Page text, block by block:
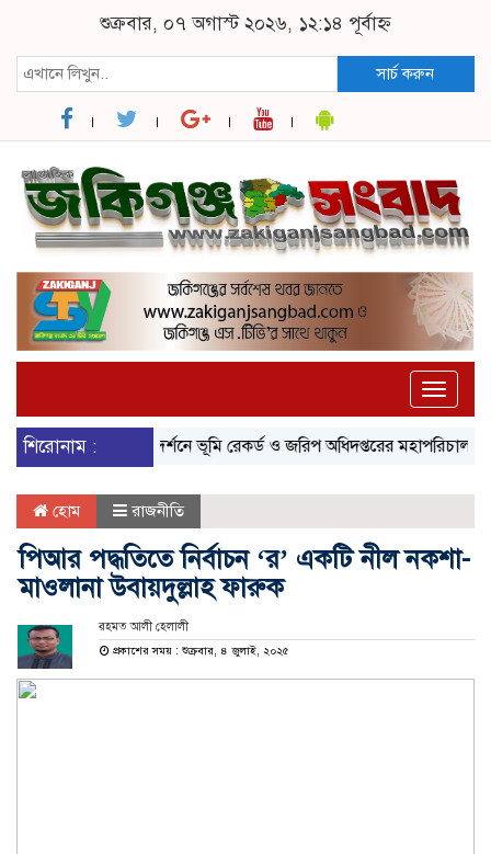
শুক্রবার, ০৭ অগাস্ট ২০২৬, ১২:১৪ পূর্বাহ্ন
সার্চ করুন
Toggle
শিরোনাম :
সীমান্ত ভাঙন পরিদর্শনে ভূমি রেকর্ড ও জরিপ অধিদপ্তরের মহাপরিচালক
হোম রাজনীতি
পিআর পদ্ধতিতে নির্বাচন ‘র’ একটি নীল নকশা-
মাওলানা উবায়দুল্লাহ ফারুক
রহমত আলী হেলালী
প্রকাশের সময় : শুক্রবার, ৪ জুলাই, ২০২৫